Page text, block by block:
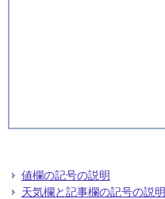
値欄の記号の説明
天気欄と記事欄の記号の説明